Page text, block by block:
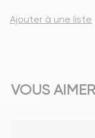
Ajouter à une liste
VOUS